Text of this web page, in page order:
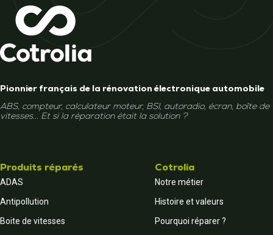
Pionnier français de la rénovation électronique automobile
ABS, compteur, calculateur moteur, BSI, autoradio, écran, boîte de
vitesses... Et si la réparation était la solution ?
Produits réparés
ADAS
Antipollution
Boite de vitesses
Cotrolia
Notre métier
Histoire et valeurs
Pourquoi réparer ?